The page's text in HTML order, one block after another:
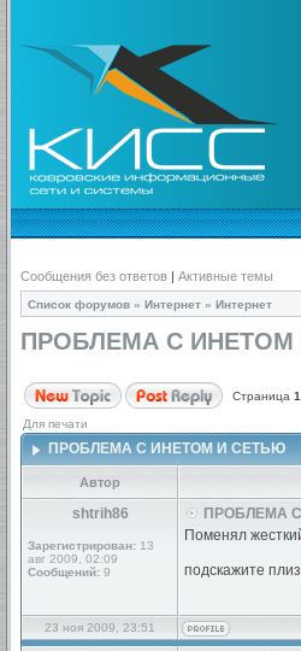
Сообщения без ответов | Активные темы
Список форумов » Интернет » Интернет
ПРОБЛЕМА С ИНЕТОМ
Страница 1
Для печати
ПРОБЛЕМА С ИНЕТОМ И СЕТЬЮ
Автор
shtrih86
Зарегистрирован: 13
авг 2009, 02:09
Сообщений: 9
ПРОБЛЕМА
Поменял
подскажите плиз
23 ноя 2009, 23:51